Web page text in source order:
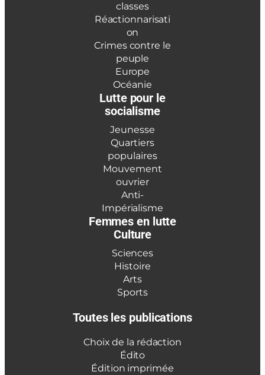
classes
Réactionnarisati
on
Crimes contre le
peuple
Europe
Océanie
Lutte pour le
socialisme
Jeunesse
Quartiers
populaires
Mouvement
ouvrier
Anti-
Impérialisme
Femmes en lutte
Culture
Sciences
Histoire
Arts
Sports
Toutes les publications
Choix de la rédaction
Édito
Édition imprimée